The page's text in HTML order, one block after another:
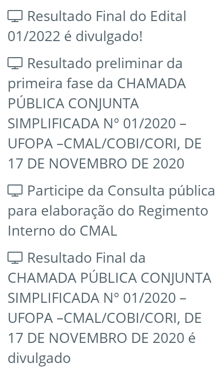
Resultado Final do Edital
01/2022 é divulgado!
Resultado preliminar da
primeira fase da CHAMADA
PÚBLICA CONJUNTA
SIMPLIFICADA N° 01/2020 –
UFOPA –CMAL/COBI/CORI, DE
17 DE NOVEMBRO DE 2020
Participe da Consulta pública
para elaboração do Regimento
Interno do CMAL
Resultado Final da
CHAMADA PÚBLICA CONJUNTA
SIMPLIFICADA N° 01/2020 –
UFOPA –CMAL/COBI/CORI, DE
17 DE NOVEMBRO DE 2020 é
divulgado